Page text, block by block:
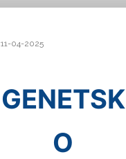
11-04-2025
GENETSK
O